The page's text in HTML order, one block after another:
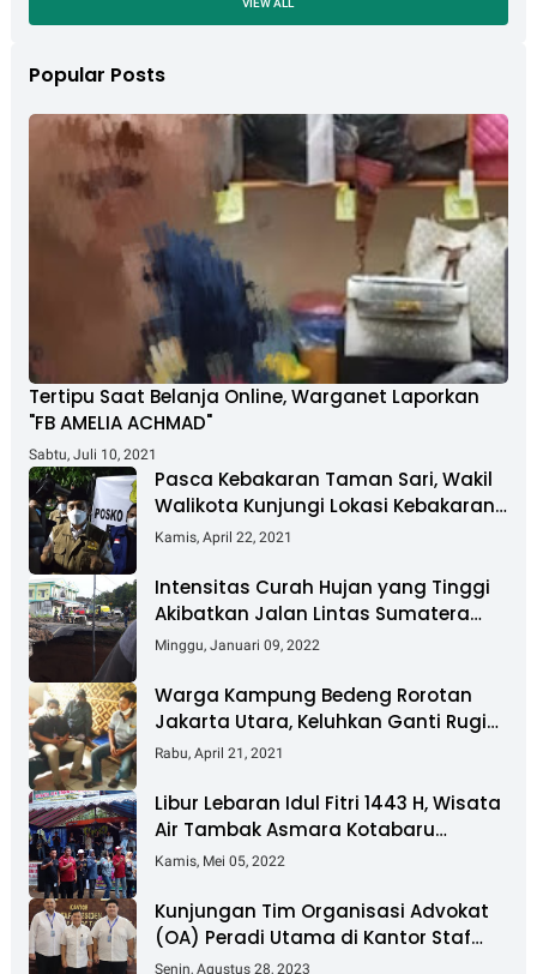
VIEW ALL
Popular Posts
Tertipu Saat Belanja Online, Warganet Laporkan
"FB AMELIA ACHMAD"
Sabtu, Juli 10, 2021
Pasca Kebakaran Taman Sari, Wakil
Walikota Kunjungi Lokasi Kebakaran
Dan Salurkan Bantuan
Kamis, April 22, 2021
Intensitas Curah Hujan yang Tinggi
Akibatkan Jalan Lintas Sumatera
Nyaris Putus
Minggu, Januari 09, 2022
Warga Kampung Bedeng Rorotan
Jakarta Utara, Keluhkan Ganti Rugi
Pembebasan Lahan Tol Cibitung -
Rabu, April 21, 2021
Libur Lebaran Idul Fitri 1443 H, Wisata
Air Tambak Asmara Kotabaru
Dipadati Ribuan Pengunjung
Kamis, Mei 05, 2022
Kunjungan Tim Organisasi Advokat
(OA) Peradi Utama di Kantor Staf
Kepresidenan RI Istana Negara
Senin, Agustus 28, 2023